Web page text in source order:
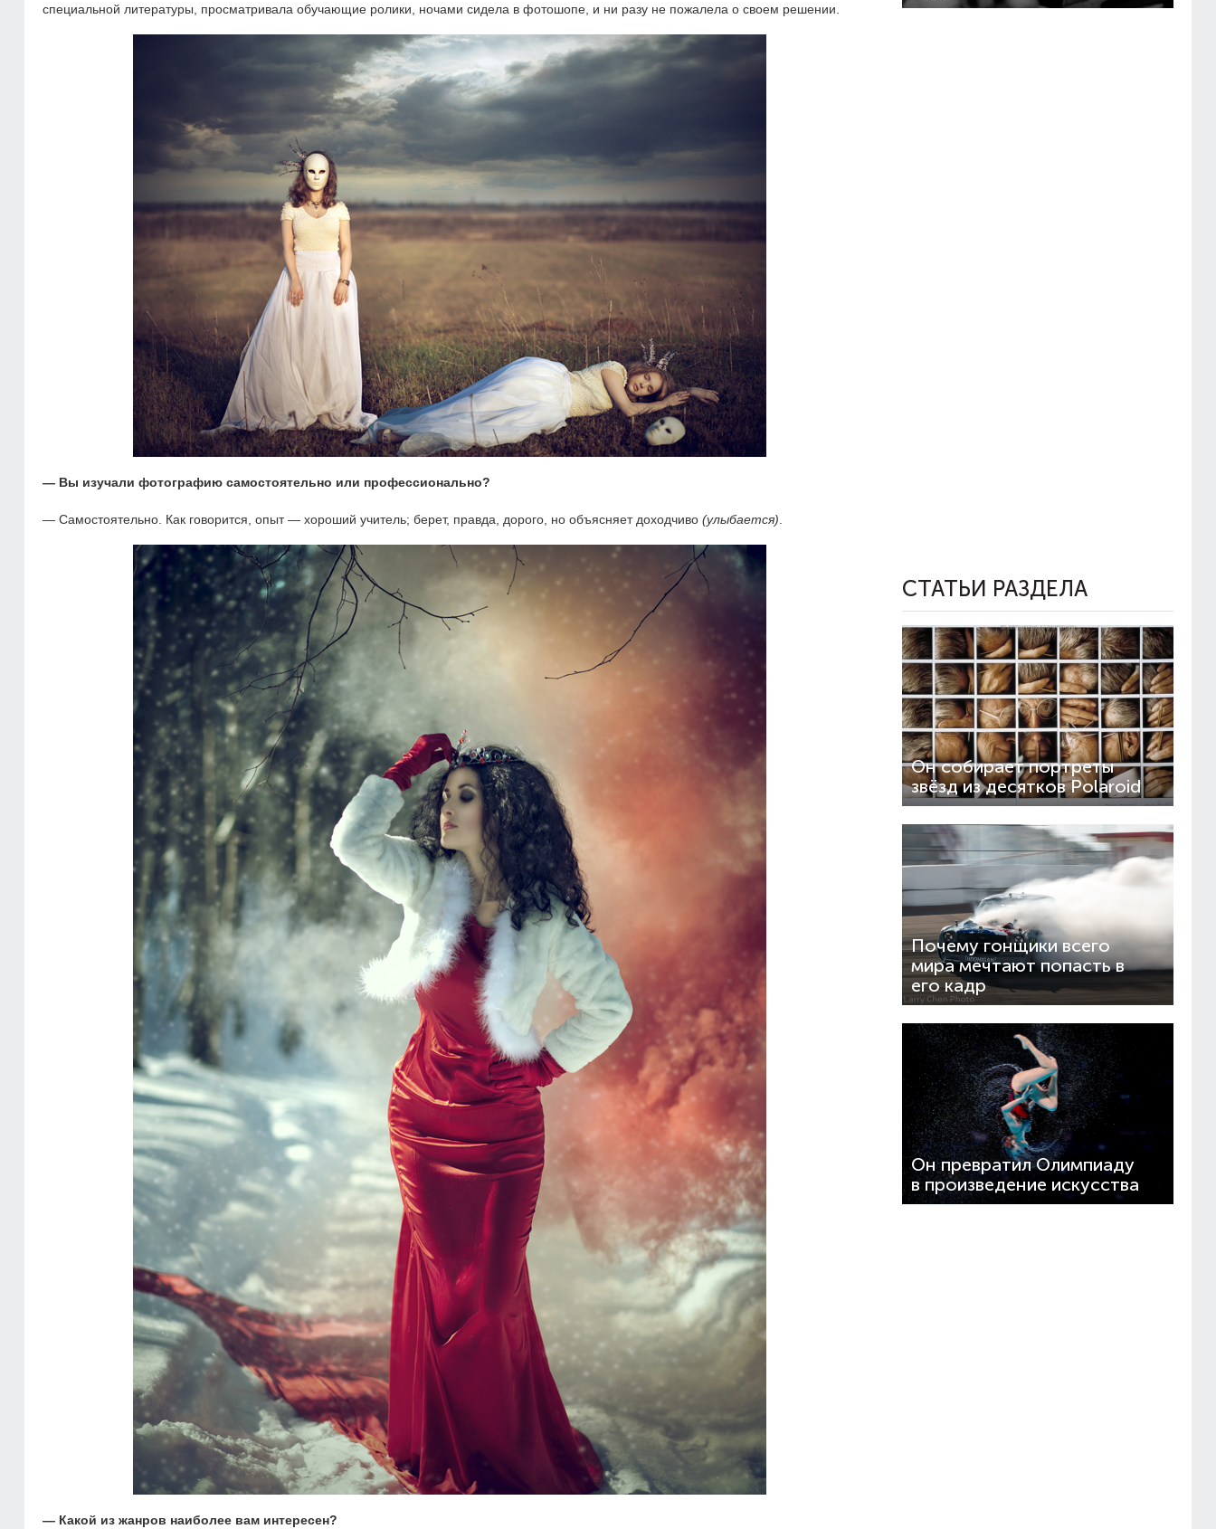
специальной литературы, просматривала обучающие ролики, ночами сидела в фотошопе, и ни разу не пожалела о своем решении.
— Вы изучали фотографию самостоятельно или профессионально?
— Самостоятельно. Как говорится, опыт — хороший учитель; берет, правда, дорого, но объясняет доходчиво (улыбается)
— Какой из жанров наиболее вам интересен?
СТАТЬИ РАЗДЕЛА
Он собирает портреты
звёзд из десятков Polaroid
Почему гонщики всего
мира мечтают попасть в
его кадр
Он превратил Олимпиаду
в произведение искусства